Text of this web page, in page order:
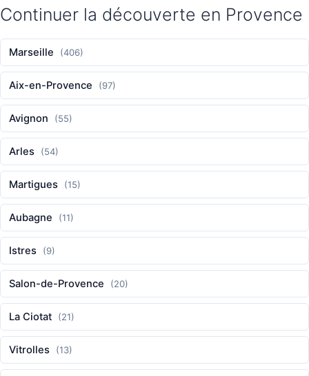
Continuer la découverte en Provence
Marseille (406)
Aix-en-Provence (97)
Avignon (55)
Arles (54)
Martigues (15)
Aubagne (11)
Istres (9)
Salon-de-Provence (20)
La Ciotat (21)
Vitrolles (13)